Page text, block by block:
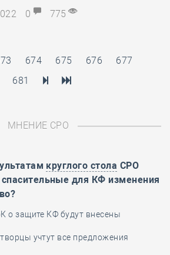
0 775
674 675 676
677
681
МНЕНИЕ СРО
круглого стола СРО
для КФ изменения
о защите КФ будут внесены
учтут все предложения